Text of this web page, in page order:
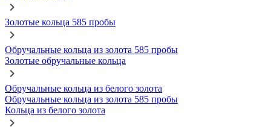
Золотые кольца 585 пробы
Обручальные кольца из золота 585 пробы
Золотые обручальные кольца
Обручальные кольца из белого золота
Обручальные кольца из золота 585 пробы
Кольца из белого золота